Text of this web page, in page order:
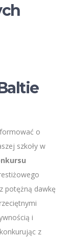
o
szkoły w
potężną dawkę
i
z